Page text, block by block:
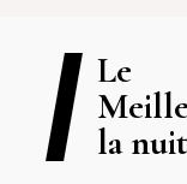
Le
la nuit